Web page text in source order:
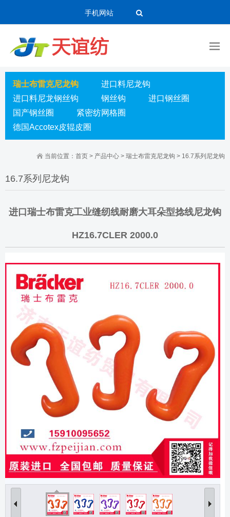
手机网站
瑞士布雷克尼龙钩
进口料尼龙钩
进口料尼龙钢丝钩
钢丝钩
进口钢丝圈
国产钢丝圈
紧密纺网格圈
德国Accotex皮辊皮圈
当前位置： 首页 > 产品中心 > 瑞士布雷克尼龙钩 > 16.7系列尼龙钩
16.7系列尼龙钩
进口瑞士布雷克工业缝纫线耐磨大耳朵型捻线尼龙钩
HZ16.7CLER 2000.0